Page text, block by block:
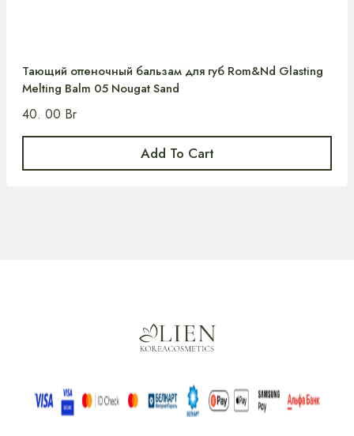
Тающий оттеночный бальзам для губ Rom&Nd Glasting
Melting Balm 05 Nougat Sand
40. 00 Br
Add To Cart